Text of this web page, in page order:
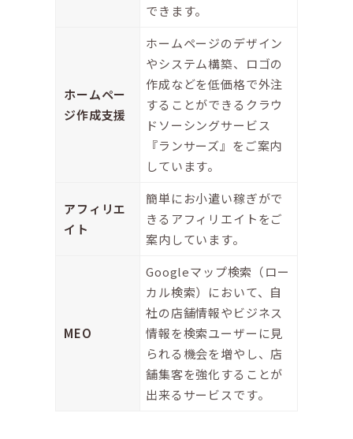
できます。
ホームペー
ジ作成支援
ホームページのデザイン
やシステム構築、ロゴの
作成などを低価格で外注
することができるクラウ
ドソーシングサービス
『ランサーズ』をご案内
しています。
アフィリエ
イト
簡単にお小遣い稼ぎがで
きるアフィリエイトをご
案内しています。
MEO
Googleマップ検索（ロー
カル検索）において、⾃
社の店舗情報やビジネス
情報を検索ユーザーに⾒
られる機会を増やし、店
舗集客を強化することが
出来るサービスです。